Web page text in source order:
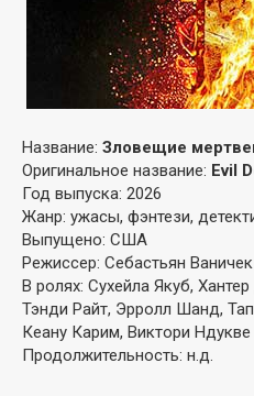
Название: Зловещие
Оригинальное название: Evil
Год выпуска: 2026
Жанр: ужасы, фэнтези,
Выпущено: США
Режиссер: Себастьян Ваничек
В ролях: Сухейла Якуб,
Тэнди Райт, Эрролл Шанд,
Кеану Карим, Виктори Ндукве
Продолжительность: н.д.